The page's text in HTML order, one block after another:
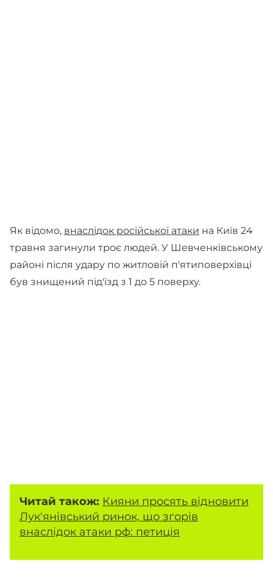
Як відомо, внаслідок російської атаки на Київ 24
травня загинули троє людей. У Шевченківському
районі після удару по житловій п'ятиповерхівці
був знищений під'їзд з 1 до 5 поверху.
Читай також: Кияни просять відновити
Лук'янівський ринок, що згорів
внаслідок атаки рф: петиція